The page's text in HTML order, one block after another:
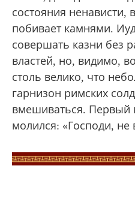
состояния ненависти,
побивает камнями.
совершать казни без
властей, но, видимо,
столь велико, что
гарнизон римских
вмешиваться. Первый
молился: «Господи, не